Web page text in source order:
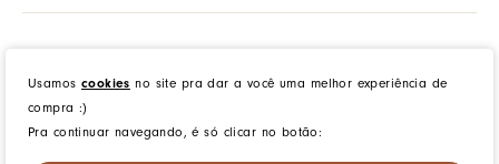
Usamos cookies no site pra dar a você uma melhor experiência de
compra :)
Pra continuar navegando, é só clicar no botão:
created byCommerceGrowth| powered by